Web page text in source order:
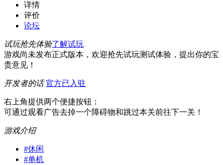
详情
评价
论坛
试玩抢先体验了解试玩
游戏尚未发布正式版本，欢迎抢先试玩测试体验，提出你的宝
贵意见！
开发者的话 官方已入驻
右上角提供两个便捷按钮：
可通过观看广告去掉一个障碍物和跳过本关前往下一关！
游戏介绍
#休闲
#单机